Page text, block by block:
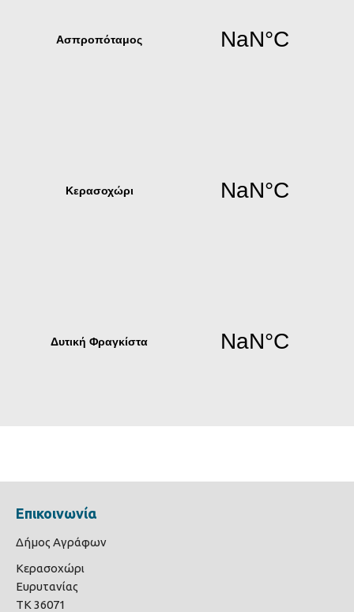
Επικοινωνία
Δήμος Αγράφων
Κερασοχώρι
Ευρυτανίας
ΤΚ 36071